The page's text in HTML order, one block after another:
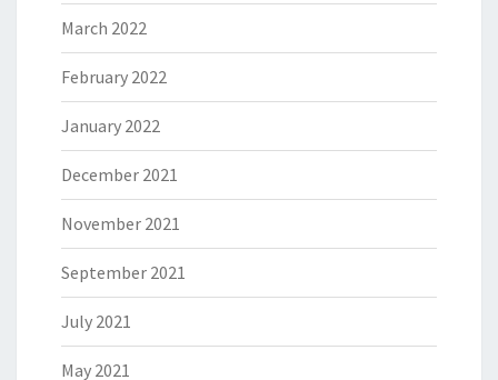
March 2022
February 2022
January 2022
December 2021
November 2021
September 2021
July 2021
May 2021